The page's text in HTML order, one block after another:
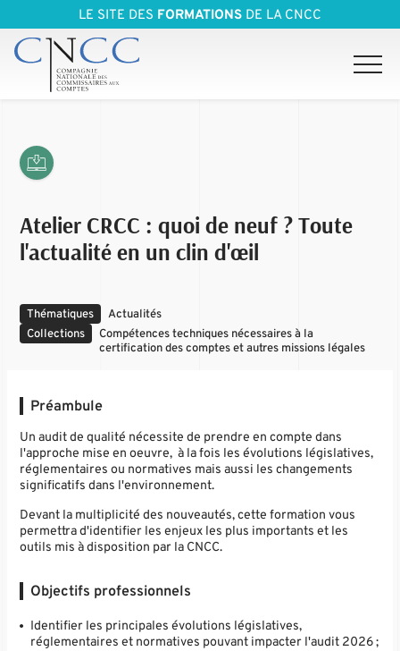
LE SITE DES FORMATIONS DE LA CNCC
Atelier CRCC : quoi de neuf ? Toute
l'actualité en un clin d'œil
Thématiques
Actualités
Collections
Compétences techniques nécessaires à la
certification des comptes et autres missions légales
Préambule
Un audit de qualité nécessite de prendre en compte dans
l'approche mise en oeuvre, à la fois les évolutions législatives,
réglementaires ou normatives mais aussi les changements
significatifs dans l'environnement.
Devant la multiplicité des nouveautés, cette formation vous
permettra d'identifier les enjeux les plus importants et les
outils mis à disposition par la CNCC.
Objectifs professionnels
Identifier les principales évolutions législatives,
réglementaires et normatives pouvant impacter l'audit 2026 ;